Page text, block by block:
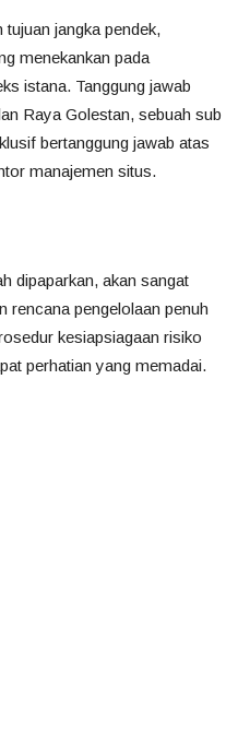
jangka pendek,
menekankan pada
istana. Tanggung jawab
Raya Golestan, sebuah sub
bertanggung jawab atas
manajemen situs.
dipaparkan, akan sangat
rencana pengelolaan penuh
kesiapsiagaan risiko
perhatian yang memadai.